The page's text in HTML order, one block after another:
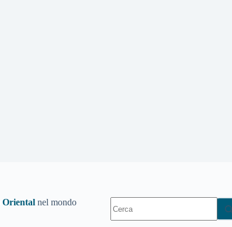
Oriental nel mondo
risultato